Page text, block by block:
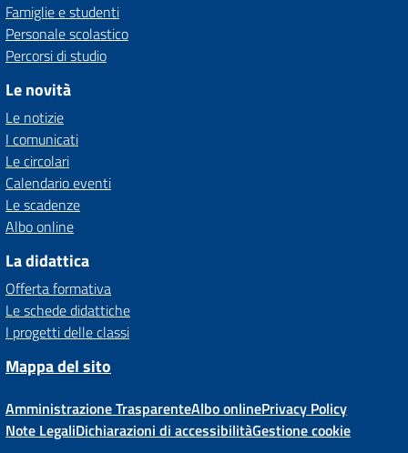
Famiglie e studenti
Personale scolastico
Percorsi di studio
Le novità
Le notizie
I comunicati
Le circolari
Calendario eventi
Le scadenze
Albo online
La didattica
Offerta formativa
Le schede didattiche
I progetti delle classi
Mappa del sito
Amministrazione TrasparenteAlbo onlinePrivacy Policy
Note LegaliDichiarazioni di accessibilitàGestione cookie